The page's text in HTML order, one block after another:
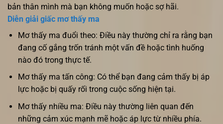
bản thân mình mà bạn không muốn hoặc sợ hãi.
Diễn giải giấc mơ thấy ma
Mơ thấy ma đuổi theo: Điều này thường chỉ ra rằng bạn
đang cố gắng trốn tránh một vấn đề hoặc tình huống
nào đó trong thực tế.
Mơ thấy ma tấn công: Có thể bạn đang cảm thấy bị áp
lực hoặc bị quấy rối trong cuộc sống hiện tại.
Mơ thấy nhiều ma: Điều này thường liên quan đến
những cảm xúc mạnh mẽ hoặc áp lực từ nhiều phía.